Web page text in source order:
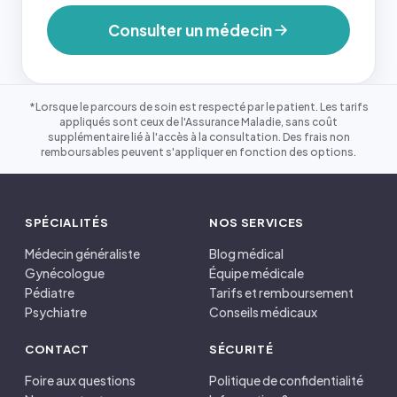
Consulter un médecin
*Lorsque le parcours de soin est respecté par le patient. Les tarifs
appliqués sont ceux de l'Assurance Maladie, sans coût
supplémentaire lié à l'accès à la consultation. Des frais non
remboursables peuvent s'appliquer en fonction des options.
SPÉCIALITÉS
Médecin généraliste
Gynécologue
Pédiatre
Psychiatre
NOS SERVICES
Blog médical
Équipe médicale
Tarifs et remboursement
Conseils médicaux
CONTACT
Foire aux questions
SÉCURITÉ
Politique de confidentialité